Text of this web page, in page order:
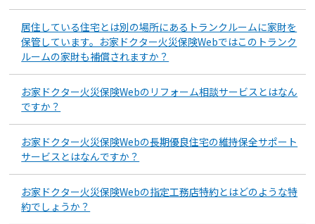
居住している住宅とは別の場所にあるトランクルームに家財を
保管しています。お家ドクター火災保険Webではこのトランク
ルームの家財も補償されますか？
お家ドクター火災保険Webのリフォーム相談サービスとはなん
ですか？
お家ドクター火災保険Webの長期優良住宅の維持保全サポート
サービスとはなんですか？
お家ドクター火災保険Webの指定工務店特約とはどのような特
約でしょうか？